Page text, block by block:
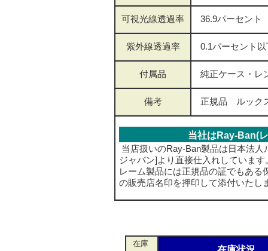
可視光線透過率 36.9パーセ
紫外線透過率 0.1パーセン
付属品 純正ケース・レ
備考 正規品 ルック
当社はRay-Ban(
当店扱いのRay-Ban製品は日本法
ジャパン]より直接仕入れしていま
レーム製品には正規品の証でもあ
の販売店名印を押印して添付いたし
在庫